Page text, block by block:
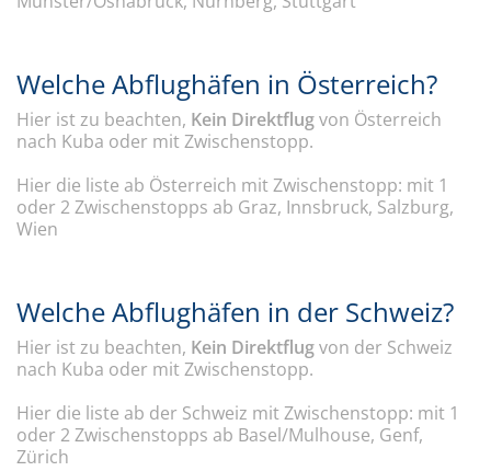
Welche Abflughäfen in Österreich?
Hier ist zu beachten, Kein Direktflugvon Österreich
nach Kuba oder mit Zwischenstopp.
Hier die liste ab Österreich mit Zwischenstopp: mit 1
oder 2 Zwischenstopps ab Graz, Innsbruck, Salzburg,
Wien
Welche Abflughäfen in der Schweiz?
Hier ist zu beachten, Kein Direktflugvon der Schweiz
nach Kuba oder mit Zwischenstopp.
Hier die liste ab der Schweiz mit Zwischenstopp: mit 1
oder 2 Zwischenstopps ab Basel/Mulhouse, Genf,
Zürich